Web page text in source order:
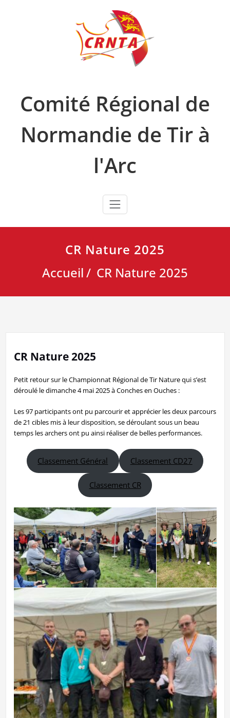
Comité Régional de
Normandie de Tir à
l'Arc
CR Nature 2025
Accueil
CR Nature 2025
CR Nature 2025
Petit retour sur le Championnat Régional de Tir Nature qui s’est
déroulé le dimanche 4 mai 2025 à Conches en Ouches :
Les 97 participants ont pu parcourir et apprécier les deux parcours
de 21 cibles mis à leur disposition, se déroulant sous un beau
temps les archers ont pu ainsi réaliser de belles performances.
Classement Général Classement CD27
Classement CR